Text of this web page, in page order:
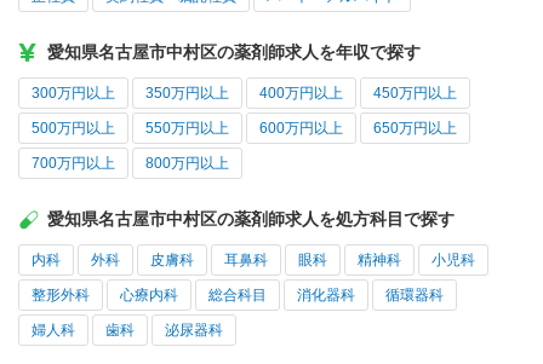
愛知県名古屋市中村区の薬剤師求人を年収で探す
300万円以上 350万円以上 400万円以上 450万円以上
500万円以上 550万円以上 600万円以上 650万円以上
700万円以上 800万円以上
愛知県名古屋市中村区の薬剤師求人を処方科目で探す
内科 外科 皮膚科 耳鼻科 眼科 精神科 小児科
整形外科 心療内科 総合科目 消化器科 循環器科
婦人科 歯科 泌尿器科